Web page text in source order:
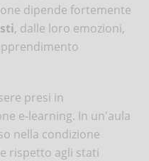
dipende fortemente
, dalle loro emozioni,
presi in
e-learning. In un'aula
nella condizione
rispetto agli stati